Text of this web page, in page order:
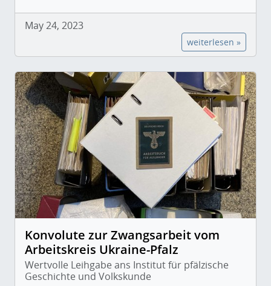
May 24, 2023
weiterlesen »
Konvolute zur Zwangsarbeit vom
Arbeitskreis Ukraine-Pfalz
Wertvolle Leihgabe ans Institut für pfälzische
Geschichte und Volkskunde